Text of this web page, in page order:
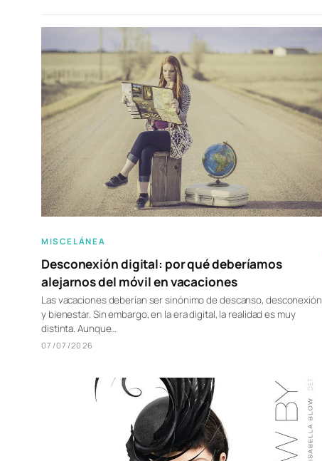
MISCELÁNEA
Desconexión digital: por qué deberíamos
alejarnos del móvil en vacaciones
Las vacaciones deberían ser sinónimo de descanso, desconexión
y bienestar. Sin embargo, en la era digital, la realidad es muy
distinta. Aunque…
07/07/2026